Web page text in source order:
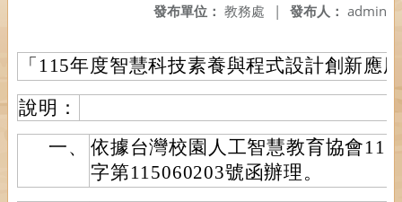
發布人： admin
發布單位： 教務處 |
「115年度智慧科技素養與程式設計創新應
說明：
一、
依據台灣校園人工智慧教育協會
字第115060203號函辦理。